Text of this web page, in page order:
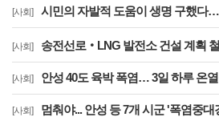
[사회] 시민의 자발적 도움이 생명 구했다…안성 대덕면 낭떠
[사회] 송전선로‧LNG 발전소 건설 계획
[사회] 안성 40도 육박 폭염… 3일 하루 온
[사회] 멈춰야... 안성 등 7개 시군 '폭염중대경보'.. 경기도, 폭염